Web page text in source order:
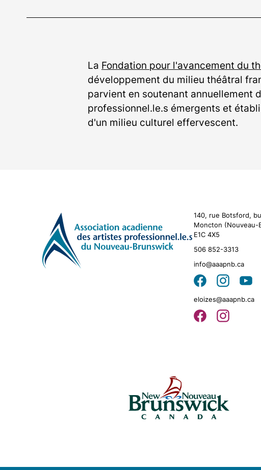
La Fondation pour l'avancement du
développement du milieu théâtral
parvient en soutenant annuellement
professionnel.le.s émergents et
d'un milieu culturel effervescent.
140, rue Botsford,
Moncton (Nouveau-
E1C 4X5
506 852-3313
info@aaapnb.ca
eloizes@aaapnb.ca